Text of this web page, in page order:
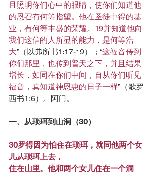
且照明你们心中的眼睛，使你们知道他
的恩召有何等指望。他在圣徒中得的基
业，有何等丰盛的荣耀。19并知道他向
我们这信的人所显的能力，是何等浩
大”（以弗所书1:17-19）；“这福音传到
你们那里，也传到普天之下，并且结果
增长，如同在你们中间，自从你们听见
福音，真知道神恩惠的日子一样”（歌罗
西书1:6）。阿门。
一、从琐珥到山洞（30）
30罗得因为怕住在琐珥，就同他两个女
儿从琐珥上去，
住在山里。他和两个女儿住在一个洞